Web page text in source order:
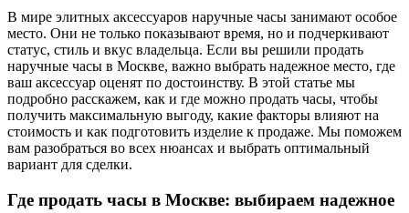
В мире элитных аксессуаров наручные часы занимают особое
место. Они не только показывают время, но и подчеркивают
статус, стиль и вкус владельца. Если вы решили продать
наручные часы в Москве, важно выбрать надежное место, где
ваш аксессуар оценят по достоинству. В этой статье мы
подробно расскажем, как и где можно продать часы, чтобы
получить максимальную выгоду, какие факторы влияют на
стоимость и как подготовить изделие к продаже. Мы поможем
вам разобраться во всех нюансах и выбрать оптимальный
вариант для сделки.
Где продать часы в Москве: выбираем надежное